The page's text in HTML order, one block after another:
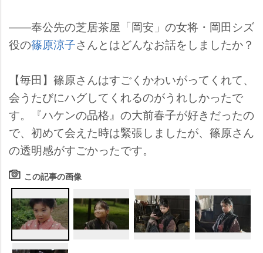
――奉公先の芝居茶屋「岡安」の女将・岡田シズ
役の篠原涼子さんとはどんなお話をしましたか？
【毎田】篠原さんはすごくかわいがってくれて、
会うたびにハグしてくれるのがうれしかったで
す。『ハケンの品格』の大前春子が好きだったの
で、初めて会えた時は緊張しましたが、篠原さん
の透明感がすごかったです。
この記事の画像